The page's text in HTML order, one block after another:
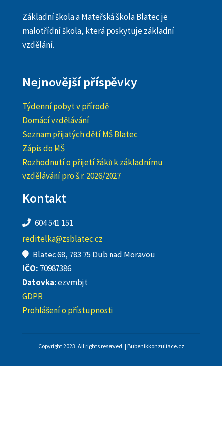
Základní škola a Mateřská škola Blatec je
malotřídní škola, která poskytuje základní
vzdělání.
Nejnovější příspěvky
Týdenní pobyt v přírodě
Domácí vzdělávání
Seznam přijatých dětí MŠ Blatec
Zápis do MŠ
Rozhodnutí o přijetí žáků k základnímu
vzdělávání pro š.r. 2026/2027
Kontakt
604 541 151
reditelka@zsblatec.cz
Blatec 68, 783 75 Dub nad Moravou
IČO: 70987386
Datovka:ezvmbjt
GDPR
Prohlášení o přístupnosti
Copyright 2023. All rights reserved. | Bubenikkonzultace.cz